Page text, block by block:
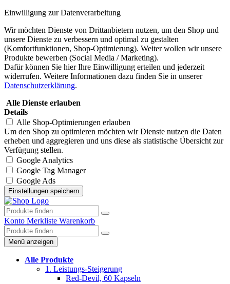
Einwilligung zur Datenverarbeitung
Wir möchten Dienste von Drittanbietern nutzen, um den Shop und
unsere Dienste zu verbessern und optimal zu gestalten
(Komfortfunktionen, Shop-Optimierung). Weiter wollen wir unsere
Produkte bewerben (Social Media / Marketing).
Dafür können Sie hier Ihre Einwilligung erteilen und jederzeit
widerrufen. Weitere Informationen dazu finden Sie in unserer
Datenschutzerklärung.
Alle Dienste erlauben
Details
Alle Shop-Optimierungen erlauben
Um den Shop zu optimieren möchten wir Dienste nutzen die Daten
erheben und aggregieren und uns diese als statistische Übersicht zur
Verfügung stellen.
Google Analytics
Google Tag Manager
Google Ads
Konto Merkliste Warenkorb
Menü anzeigen
Alle Produkte
1. Leistungs-Steigerung
Red-Devil, 60 Kapseln